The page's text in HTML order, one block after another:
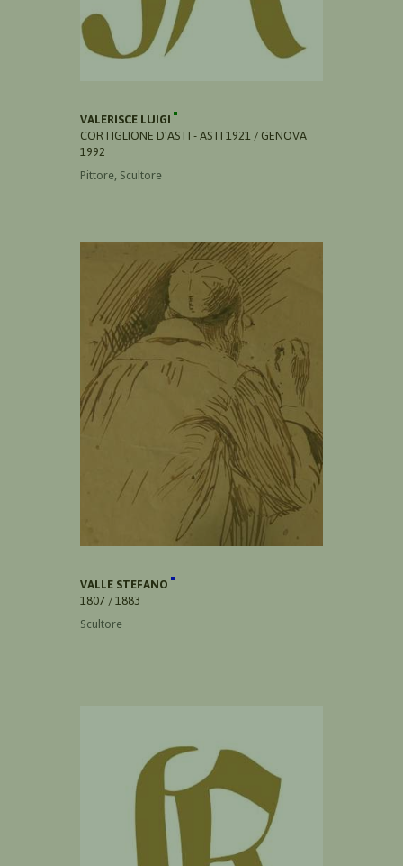
VALERISCE LUIGI
CORTIGLIONE D'ASTI - ASTI 1921 / GENOVA
1992
Pittore, Scultore
VALLE STEFANO
1807 / 1883
Scultore